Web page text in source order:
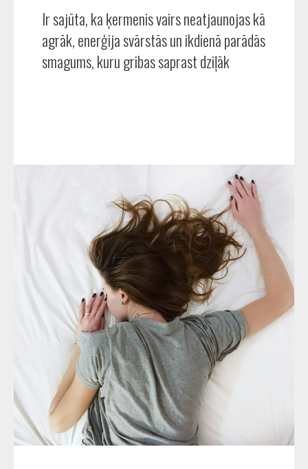
Ir sajūta, ka ķermenis vairs neatjaunojas kā
agrāk, enerģija svārstās un ikdienā parādās
smagums, kuru gribas saprast dziļāk